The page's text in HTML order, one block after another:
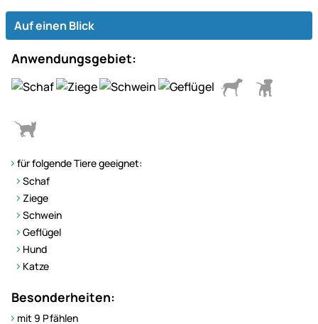
Auf einen Blick
Anwendungsgebiet:
für folgende Tiere geeignet:
Schaf
Ziege
Schwein
Geflügel
Hund
Katze
Besonderheiten:
mit 9 Pfählen